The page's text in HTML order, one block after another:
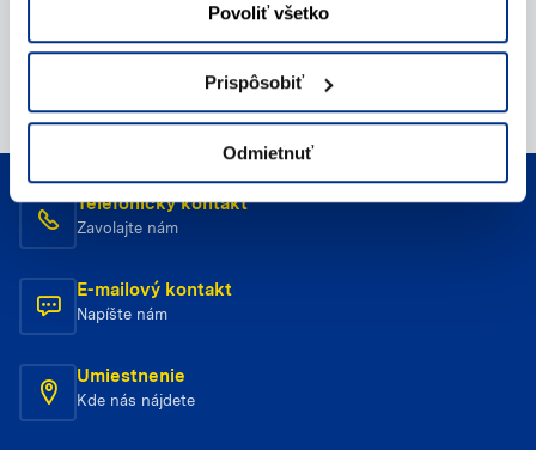
Povoliť všetko
Prispôsobiť
Odmietnuť
Telefonický kontakt
Zavolajte nám
E-mailový kontakt
Napíšte nám
Umiestnenie
Kde nás nájdete